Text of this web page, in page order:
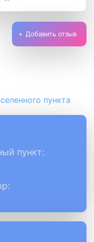
Добавить отзыв
пункта
пункт: